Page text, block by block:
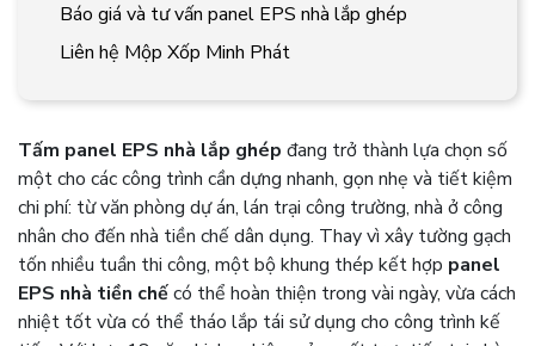
Báo giá và tư vấn panel EPS nhà lắp ghép
Liên hệ Mộp Xốp Minh Phát
Tấm panel EPS nhà lắp ghép đang trở thành lựa chọn số
một cho các công trình cần dựng nhanh, gọn nhẹ và tiết kiệm
chi phí: từ văn phòng dự án, lán trại công trường, nhà ở công
nhân cho đến nhà tiền chế dân dụng. Thay vì xây tường gạch
tốn nhiều tuần thi công, một bộ khung thép kết hợp panel
EPS nhà tiền chếcó thể hoàn thiện trong vài ngày, vừa cách
nhiệt tốt vừa có thể tháo lắp tái sử dụng cho công trình kế